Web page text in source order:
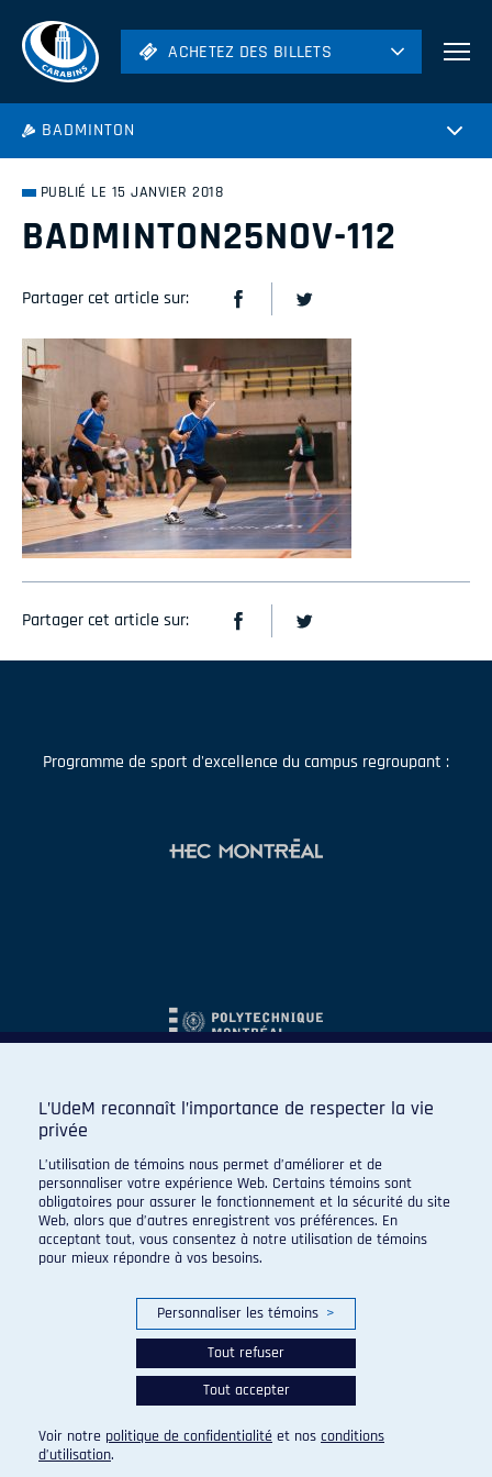
ACHETEZ DES BILLETS
ACHETEZ DES BILLETS
BADMINTON
PUBLIÉ LE 15 JANVIER 2018
BADMINTON25NOV-112
Partager cet article sur:
Partager cet article sur:
Programme de sport d'excellence du campus regroupant :
© 2026 Carabins de l'Université de Montréal. Tous droits
réservés.
Paramètres des témoins
L’UdeM reconnaît l’importance de respecter la vie
privée
L’utilisation de témoins nous permet d’améliorer et de
personnaliser votre expérience Web. Certains témoins sont
obligatoires pour assurer le fonctionnement et la sécurité du site
Web, alors que d’autres enregistrent vos préférences. En
acceptant tout, vous consentez à notre utilisation de témoins
pour mieux répondre à vos besoins.
Personnaliser les témoins >
Tout refuser
Tout accepter
Voir notre politique de confidentialité et nos conditions
d’utilisation.